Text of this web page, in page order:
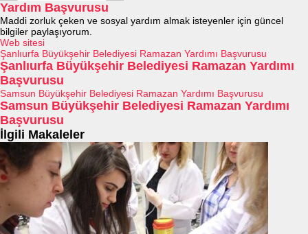
Yardım Başvurusu
Maddi zorluk çeken ve sosyal yardım almak isteyenler için güncel
bilgiler paylaşıyorum.
Web sitesi
Şanlıurfa Büyükşehir Belediyesi Ramazan Yardımı Başvurusu
Şanlıurfa Büyükşehir Belediyesi Ramazan Yardımı
Başvurusu
Samsun Büyükşehir Belediyesi Ramazan Yardımı Başvurusu
Samsun Büyükşehir Belediyesi Ramazan Yardımı
Başvurusu
İlgili Makaleler